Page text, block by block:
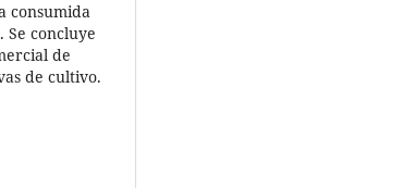
consumida
concluye
de
de cultivo.